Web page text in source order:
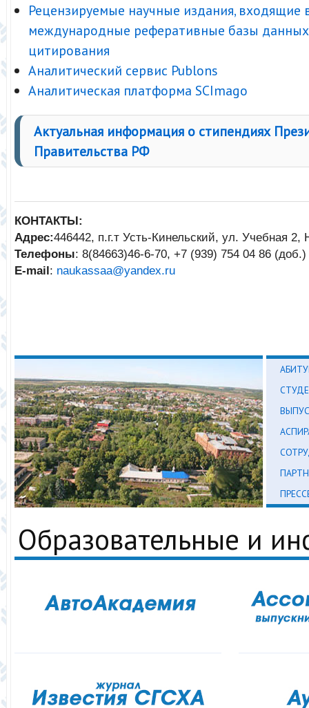
Рецензируемые научные издания, входящие
международные реферативные базы
цитирования
Аналитический сервис Publons
Аналитическая платформа SCImago
Актуальная информация о стипендиях
Правительства РФ
КОНТАКТЫ:
Адрес:446442, п.г.т Усть-Кинельский, ул. Учебная 2,
Телефоны: 8(84663)46-6-70, +7 (939) 754 04 86 (доб.)
E-mail: naukassaa@yandex.ru
Образовательные и